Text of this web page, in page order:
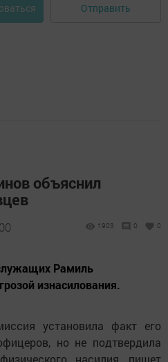
Отправить
объяснил
1903 0 0
Рамиль
изнасилования.
установила факт его
но не подтвердила